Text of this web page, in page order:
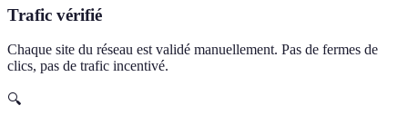
Trafic vérifié
Chaque site du réseau est validé manuellement. Pas de fermes de
clics, pas de trafic incentivé.
🔍